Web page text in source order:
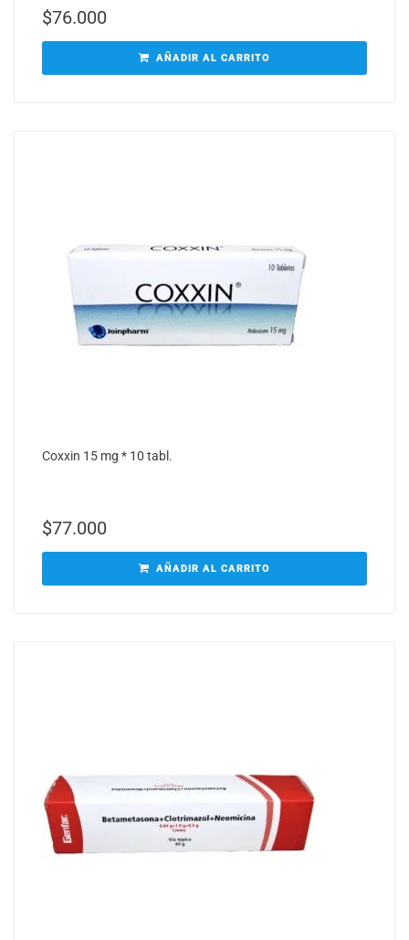
$76.000
AÑADIR AL CARRITO
Coxxin 15 mg * 10 tabl.
$77.000
AÑADIR AL CARRITO